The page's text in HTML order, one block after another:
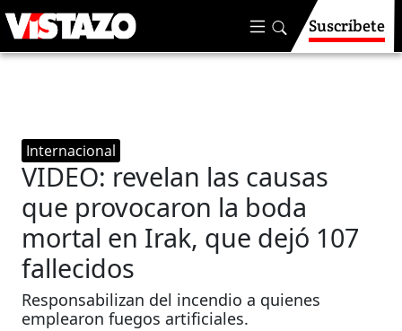
Suscríbete
Internacional
VIDEO: revelan las causas
que provocaron la boda
mortal en Irak, que dejó 107
fallecidos
Responsabilizan del incendio a quienes
emplearon fuegos artificiales.